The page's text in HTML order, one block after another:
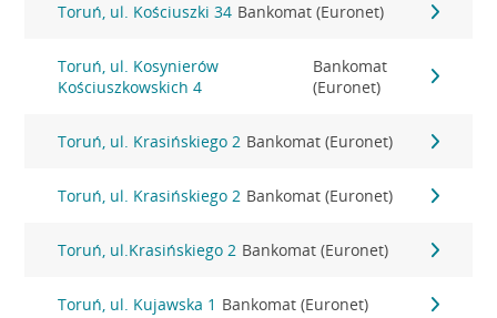
Toruń, ul. Kościuszki 34 Bankomat (Euronet)
Toruń, ul. Kosynierów
Kościuszkowskich 4
Bankomat
(Euronet)
Toruń, ul. Krasińskiego 2 Bankomat (Euronet)
Toruń, ul. Krasińskiego 2 Bankomat (Euronet)
Toruń, ul.Krasińskiego 2 Bankomat (Euronet)
Toruń, ul. Kujawska 1 Bankomat (Euronet)